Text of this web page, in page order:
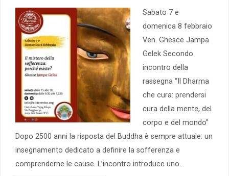
Sabato 7 e
domenica 8 febbraio
Ven. Ghesce Jampa
Gelek Secondo
incontro della
rassegna “Il Dharma
che cura: prendersi
cura della mente, del
corpo e del mondo”
Dopo 2500 anni la risposta del Buddha è sempre attuale: un
insegnamento dedicato a definire la sofferenza e
comprenderne le cause. L’incontro introduce uno…